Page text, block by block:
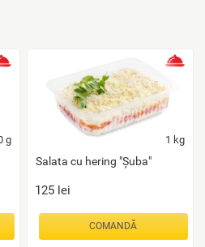
g 1 kg
Salata cu hering "Șuba"
125 lei
COMANDĂ